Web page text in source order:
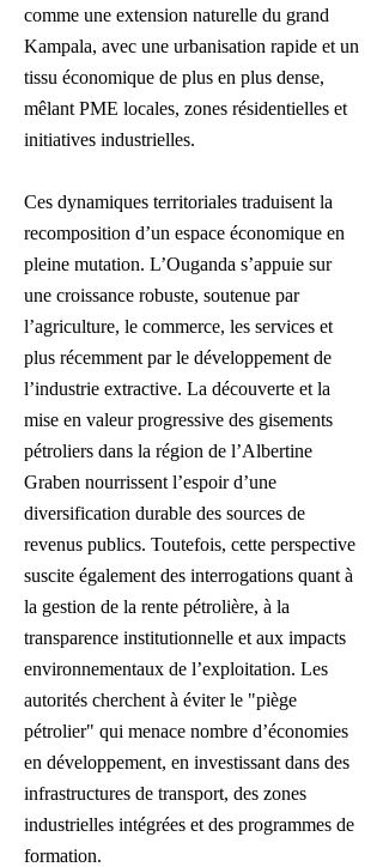
comme une extension naturelle du grand
Kampala, avec une urbanisation rapide et un
tissu économique de plus en plus dense,
mêlant PME locales, zones résidentielles et
initiatives industrielles.
Ces dynamiques territoriales traduisent la
recomposition d’un espace économique en
pleine mutation. L’Ouganda s’appuie sur
une croissance robuste, soutenue par
l’agriculture, le commerce, les services et
plus récemment par le développement de
l’industrie extractive. La découverte et la
mise en valeur progressive des gisements
pétroliers dans la région de l’Albertine
Graben nourrissent l’espoir d’une
diversification durable des sources de
revenus publics. Toutefois, cette perspective
suscite également des interrogations quant à
la gestion de la rente pétrolière, à la
transparence institutionnelle et aux impacts
environnementaux de l’exploitation. Les
autorités cherchent à éviter le "piège
pétrolier" qui menace nombre d’économies
en développement, en investissant dans des
infrastructures de transport, des zones
industrielles intégrées et des programmes de
formation.